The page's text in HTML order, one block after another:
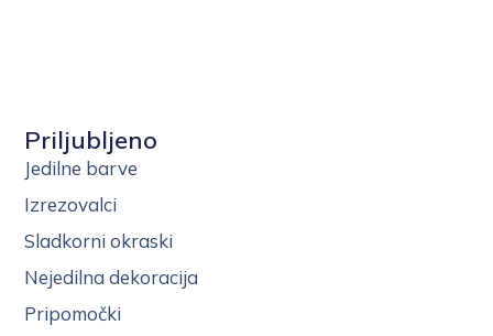
Priljubljeno
Jedilne barve
Izrezovalci
Sladkorni okraski
Nejedilna dekoracija
Pripomočki